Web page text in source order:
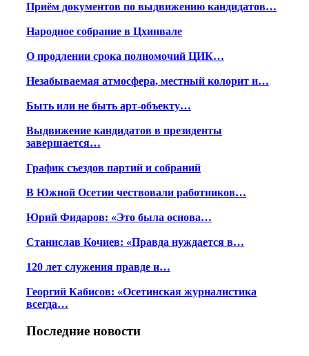
Приём документов по выдвижению кандидатов…
Народное собрание в Цхинвале
О продлении срока полномочий ЦИК…
Незабываемая атмосфера, местный колорит и…
Быть или не быть арт-объекту…
Выдвижение кандидатов в президенты
завершается…
График съездов партий и собраний
В Южной Осетии чествовали работников…
Юрий Фидаров: «Это была основа…
Станислав Кочиев: «Правда нуждается в…
120 лет служения правде и…
Георгий Кабисов: «Осетинская журналистика
всегда…
Последние новости